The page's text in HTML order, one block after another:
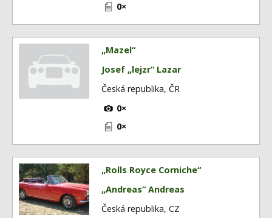
0×
„Mazel“
Josef „lejzr“ Lazar
Česká republika, ČR
0×
0×
„Rolls Royce Corniche“
„Andreas“ Andreas
Česká republika, CZ